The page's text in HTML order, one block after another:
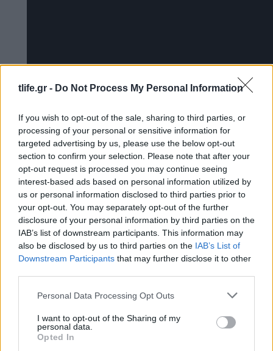
tlife.gr - Do Not Process My Personal Information
If you wish to opt-out of the sale, sharing to third parties, or
processing of your personal or sensitive information for
targeted advertising by us, please use the below opt-out
section to confirm your selection. Please note that after your
opt-out request is processed you may continue seeing
interest-based ads based on personal information utilized by
us or personal information disclosed to third parties prior to
your opt-out. You may separately opt-out of the further
disclosure of your personal information by third parties on the
IAB’s list of downstream participants. This information may
also be disclosed by us to third parties on the IAB’s List of
Downstream Participants that may further disclose it to other
Please note that this website/app uses one or more Google
not limited to your visit or usage behaviour. You may click to
grant or deny consent to Google and its third-party tags to
use your data for below specified purposes in below Google
Personal Data Processing Opt Outs
I want to opt-out of the Sharing of my
personal data.
Opted In
ΔΙΑΦΗΜΙΣΗ